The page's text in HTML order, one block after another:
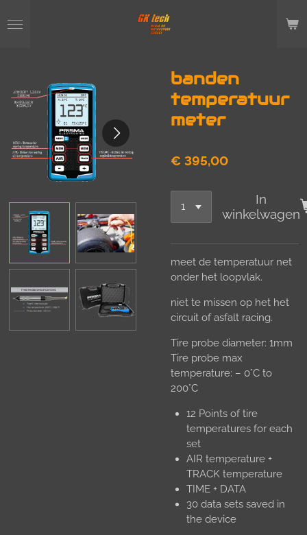
direct
banden
temperatuur
meter
€ 395,00
In
winkelwagen
meet de temperatuur net
onder het loopvlak.
niet te missen op het het
circuit of asfalt racing.
Tire probe diameter: 1mm
Tire probe max
temperature: – 0°C to
200°C
12 Points of tire
temperatures for each
set
AIR temperature +
TRACK temperature
TIME + DATA
30 data sets saved in
the device